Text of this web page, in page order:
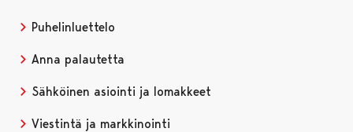
Puhelinluettelo
Anna palautetta
Sähköinen asiointi ja lomakkeet
Viestintä ja markkinointi